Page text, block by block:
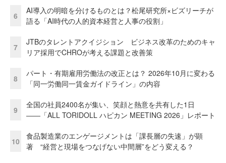
6
AI導入の明暗を分けるものとは？松尾研究所×ビズリーチが
語る「AI時代の人的資本経営と人事の役割」
7
JTBのタレントアクイジション ビジネス改革のためのキャ
リア採用でCHROが考える課題と改善策
8
パート・有期雇用労働法の改正とは？ 2026年10月に変わる
「同一労働同一賃金ガイドライン」の内容
9
全国の社員2400名が集い、笑顔と熱意を共有した1日
――「ALL TORIDOLL ハピカン MEETING 2026」レポート
10
食品製造業のエンゲージメントは「課長層の失速」が顕
著 “経営と現場をつなげない中間層”をどう変える？